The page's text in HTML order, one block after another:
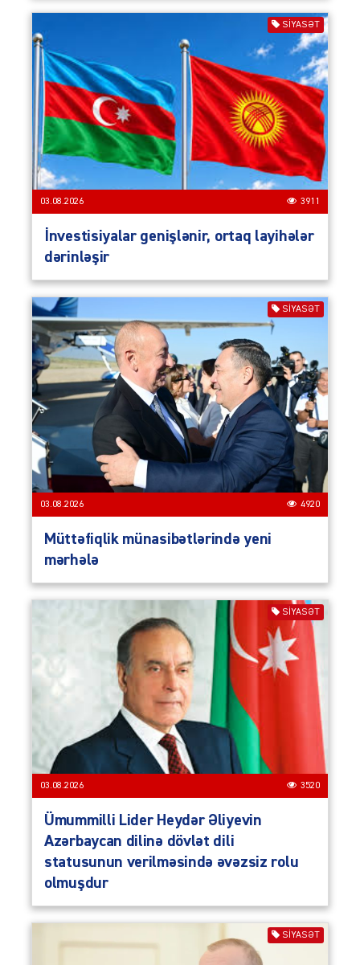
SIYASƏT
03.08.2026 3911
İnvestisiyalar genişlənir, ortaq layihələr
dərinləşir
SIYASƏT
03.08.2026 4920
Müttəfiqlik münasibətlərində yeni
mərhələ
SIYASƏT
03.08.2026 3520
Ümummilli Lider Heydər Əliyevin
Azərbaycan dilinə dövlət dili
statusunun verilməsində əvəzsiz rolu
olmuşdur
SIYASƏT